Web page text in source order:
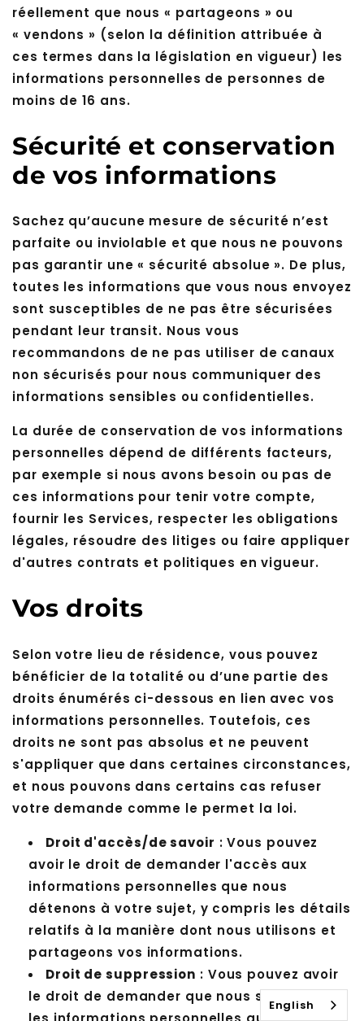
réellement que nous « partageons » ou
« vendons » (selon la définition attribuée à
ces termes dans la législation en vigueur) les
informations personnelles de personnes de
moins de 16 ans.
Sécurité et conservation
de vos informations
Sachez qu’aucune mesure de sécurité n’est
parfaite ou inviolable et que nous ne pouvons
pas garantir une « sécurité absolue ». De plus,
toutes les informations que vous nous envoyez
sont susceptibles de ne pas être sécurisées
pendant leur transit. Nous vous
recommandons de ne pas utiliser de canaux
non sécurisés pour nous communiquer des
informations sensibles ou confidentielles.
La durée de conservation de vos informations
personnelles dépend de différents facteurs,
par exemple si nous avons besoin ou pas de
ces informations pour tenir votre compte,
fournir les Services, respecter les obligations
légales, résoudre des litiges ou faire appliquer
d'autres contrats et politiques en vigueur.
Vos droits
Selon votre lieu de résidence, vous pouvez
bénéficier de la totalité ou d’une partie des
droits énumérés ci-dessous en lien avec vos
informations personnelles. Toutefois, ces
droits ne sont pas absolus et ne peuvent
s'appliquer que dans certaines circonstances,
et nous pouvons dans certains cas refuser
votre demande comme le permet la loi.
Droit d'accès/de savoir : Vous pouvez
avoir le droit de demander l'accès aux
informations personnelles que nous
détenons à votre sujet, y compris les détails
relatifs à la manière dont nous utilisons et
partageons vos informations.
Droit de suppression : Vous pouvez avoir
le droit de demander que nous supprimions
English